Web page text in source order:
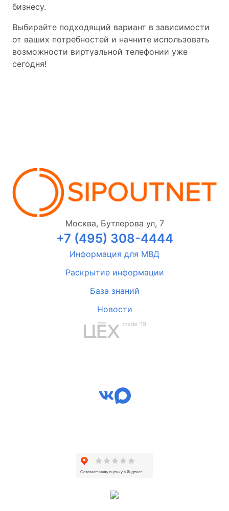
бизнесу.
Выбирайте подходящий вариант в зависимости
от ваших потребностей и начните использовать
возможности виртуальной телефонии уже
сегодня!
Москва, Бутлерова ул, 7
+7 (495) 308-4444
Информация для МВД
Раскрытие информации
База знаний
Новости